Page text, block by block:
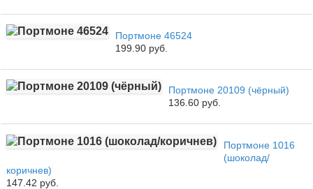
Портмоне 46524
199.90 руб.
Портмоне 20109 (чёрный)
136.60 руб.
Портмоне 1016
(шоколад/
коричнев)
147.42 руб.